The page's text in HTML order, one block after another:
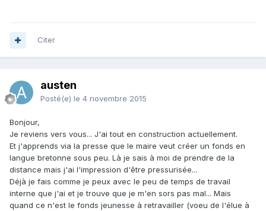
Citer
austen
Posté(e) le 4 novembre 2015
Bonjour,
Je reviens vers vous... J'ai tout en construction actuellement.
Et j'apprends via la presse que le maire veut créer un fonds en
langue bretonne sous peu. Là je sais à moi de prendre de la
distance mais j'ai l'impression d'être pressurisée...
Déjà je fais comme je peux avec le peu de temps de travail
interne que j'ai et je trouve que je m'en sors pas mal... Mais
quand ce n'est le fonds jeunesse à retravailler (voeu de l'élue à